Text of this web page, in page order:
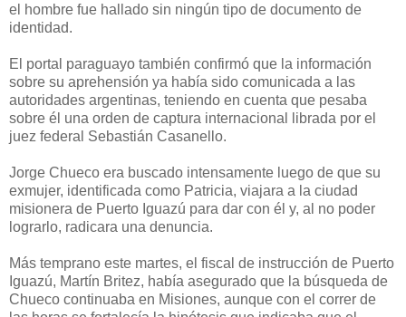
el hombre fue hallado sin ningún tipo de documento de
identidad.
El portal paraguayo también confirmó que la información
sobre su aprehensión ya había sido comunicada a las
autoridades argentinas, teniendo en cuenta que pesaba
sobre él una orden de captura internacional librada por el
juez federal Sebastián Casanello.
Jorge Chueco era buscado intensamente luego de que su
exmujer, identificada como Patricia, viajara a la ciudad
misionera de Puerto Iguazú para dar con él y, al no poder
lograrlo, radicara una denuncia.
Más temprano este martes, el fiscal de instrucción de Puerto
Iguazú, Martín Britez, había asegurado que la búsqueda de
Chueco continuaba en Misiones, aunque con el correr de